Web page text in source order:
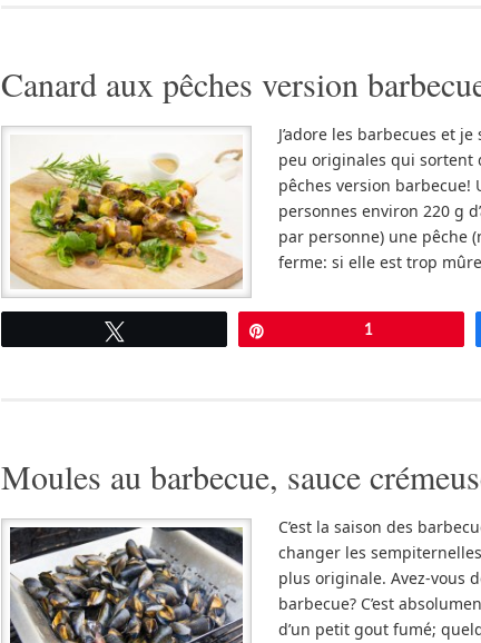
Canard aux pêches version
J’adore les barbecues et
peu originales qui sortent
pêches version
personnes environ 220 g
par personne) une pêche
ferme: si elle est trop
1
Moules au barbecue, sauce
C’est la saison des
changer les
plus originale. Avez-vous
barbecue? C’est
d’un petit gout fumé;